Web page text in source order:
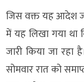
जिस वक्त यह आदेश
में यह लिखा गया
जारी किया जा
सोमवार रात को